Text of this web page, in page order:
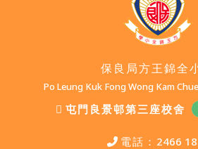
保良局方王錦全
Po Leung Kuk Fong Wong Kam
屯門良景邨第三座校舍
電話： 2466